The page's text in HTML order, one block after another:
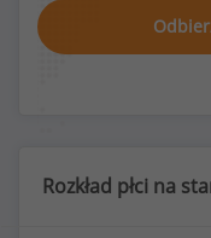
Rozkład płci na